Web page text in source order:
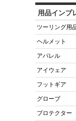
用品インプ
ツーリング用
ヘルメット
アパレル
アイウェア
フットギア
グローブ
プロテクター